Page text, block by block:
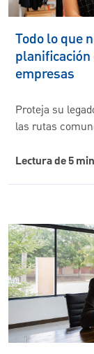
Todo lo que
planificación
empresas
Proteja su
las rutas
Lectura de 5